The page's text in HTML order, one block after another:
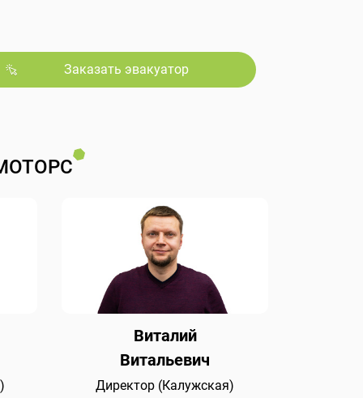
Заказать эвакуатор
Виталий
Витальевич
Директор (Калужская)